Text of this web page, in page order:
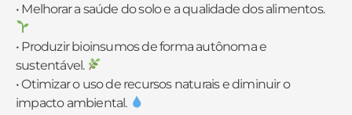
• Melhorar a saúde do solo e a qualidade dos alimentos.
• Produzir bioinsumos de forma autônoma e
sustentável.
• Otimizar o uso de recursos naturais e diminuir o
impacto ambiental.